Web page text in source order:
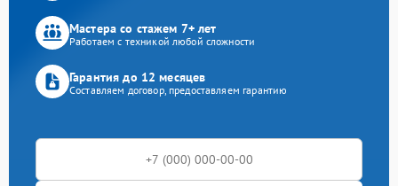
Мастера со стажем 7+ лет
Работаем с техникой любой сложности
Гарантия до 12 месяцев
Составляем договор, предоставляем гарантию